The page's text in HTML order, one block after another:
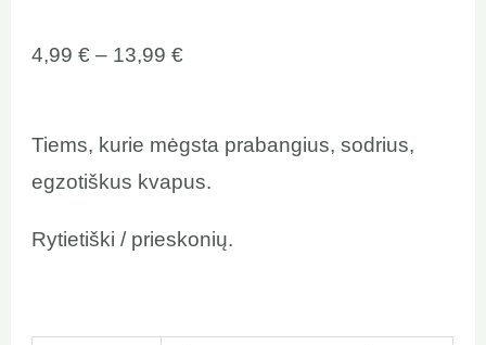
4,99€ – 13,99€
Tiems, kurie mėgsta prabangius, sodrius,
egzotiškus kvapus.
Rytietiški / prieskonių.